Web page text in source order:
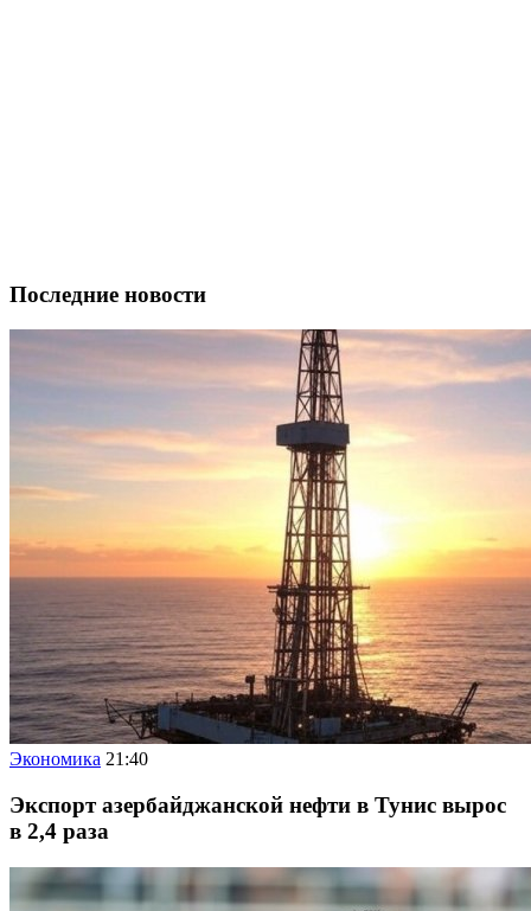
Последние новости
Экономика 21:40
Экспорт азербайджанской нефти в Тунис вырос
в 2,4 раза